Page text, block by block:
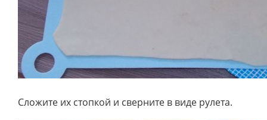
Сложите их стопкой и сверните в виде рулета.